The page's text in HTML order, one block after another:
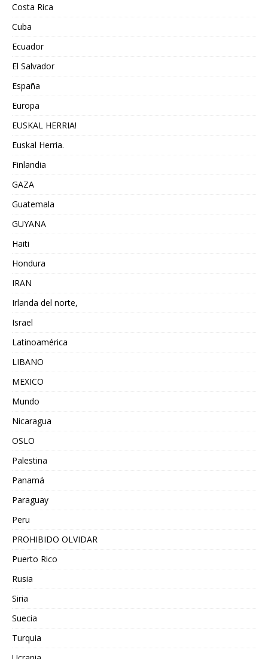
Costa Rica
Cuba
Ecuador
El Salvador
España
Europa
EUSKAL HERRIA!
Euskal Herria.
Finlandia
GAZA
Guatemala
GUYANA
Haiti
Hondura
IRAN
Irlanda del norte,
Israel
Latinoamérica
LIBANO
MEXICO
Mundo
Nicaragua
OSLO
Palestina
Panamá
Paraguay
Peru
PROHIBIDO OLVIDAR
Puerto Rico
Rusia
Siria
Suecia
Turquia